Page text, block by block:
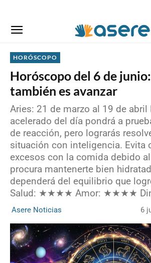
HORÓSCOPO
Horóscopo del 6 de
también es avanzar
Aries: 21 de marzo al 19 de abril
acelerado del día pondrá a
de reacción, pero lograrás
situación con inteligencia. Evita
excesos con la comida debido
procura mantenerte bien
dependerá del equilibrio que
Salud: ★★★★ Amor: ★★★★
Asere Noticias 6